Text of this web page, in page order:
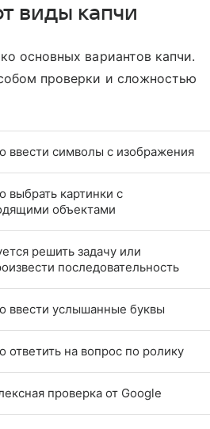
виды капчи
основных вариантов капчи.
проверки и сложностью
ввести символы с изображения
выбрать картинки с
объектами
решить задачу или
последовательность
ввести услышанные буквы
ответить на вопрос по ролику
проверка от Google